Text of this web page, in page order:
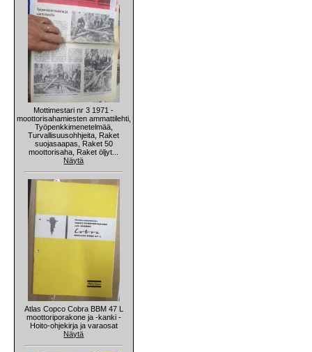
Mottimestari nr 3 1971 -
moottorisahamiesten ammattilehti,
Työpenkkimenetelmää,
Turvallisuusohhjeita, Raket
suojasaapas, Raket 50
moottorisaha, Raket öljyt...
Näytä
Atlas Copco Cobra BBM 47 L
moottoriporakone ja -kanki -
Hoito-ohjekirja ja varaosat
Näytä